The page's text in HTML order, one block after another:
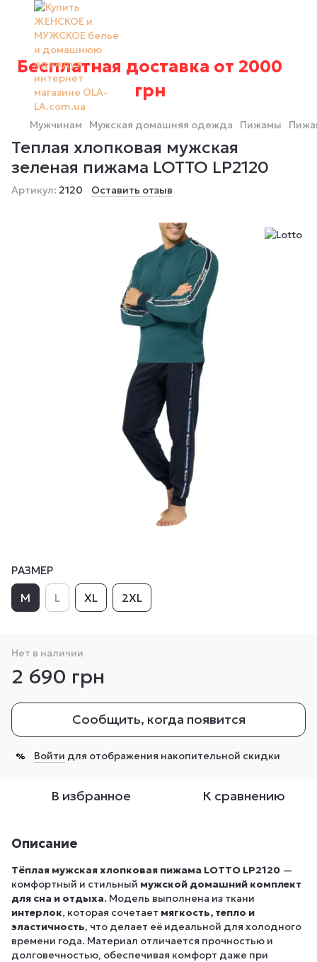
Бесплатная доставка от 2000
грн
Мужчинам Мужская домашняя одежда Пижамы
Теплая хлопковая мужская
зеленая пижама LOTTO LP2120
Артикул: 2120 Оставить отзыв
РАЗМЕР
M L XL 2XL
Нет в наличии
2 690 грн
Сообщить, когда появится
% Войти для отображения накопительной скидки
В избранное К сравнению
Описание
Тёплая мужская хлопковая пижама LOTTO LP2120 —
комфортный и стильный мужской домашний комплект
для сна и отдыха. Модель выполнена из ткани
интерлок, которая сочетает мягкость, тепло и
эластичность, что делает её идеальной для холодного
времени года. Материал отличается прочностью и
долговечностью, обеспечивая комфорт даже при